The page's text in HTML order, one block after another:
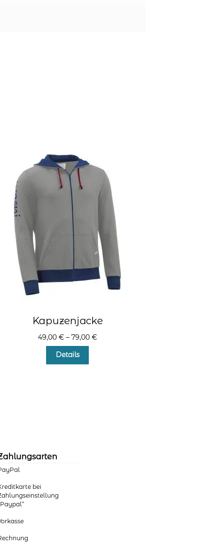
Kapuzenjacke
49,00€ –79,00€
Details
bei